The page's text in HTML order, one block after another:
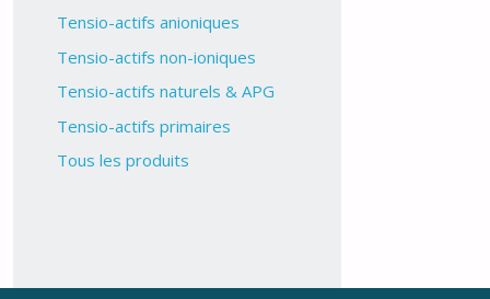
Tensio-actifs anioniques
Tensio-actifs non-ioniques
Tensio-actifs naturels & APG
Tensio-actifs primaires
Tous les produits